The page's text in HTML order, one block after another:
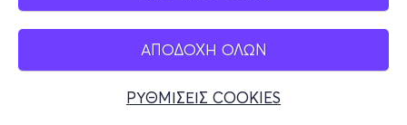
ΑΠΟΔΟΧΗ ΟΛΩΝ
ΡΥΘΜΙΣΕΙΣ COOKIES